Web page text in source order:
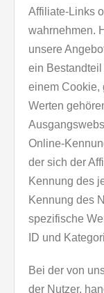
Affiliate-Links
wahrnehmen.
unsere
ein
einem Cookie,
Werten
Online-
der sich der
Kennung des
Kennung des
spezifische
ID und
Bei der von
der Nutzer,